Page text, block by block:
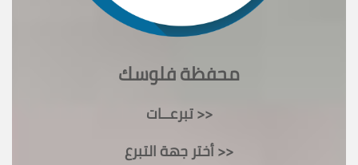
محفظة فلوسك
تبرعــات >>
أختر جهة التبرع >>